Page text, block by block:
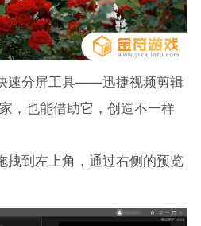
速分屏工具——迅捷视频剪辑
，也能借助它，创造不一样
拽到左上角，通过右侧的预览